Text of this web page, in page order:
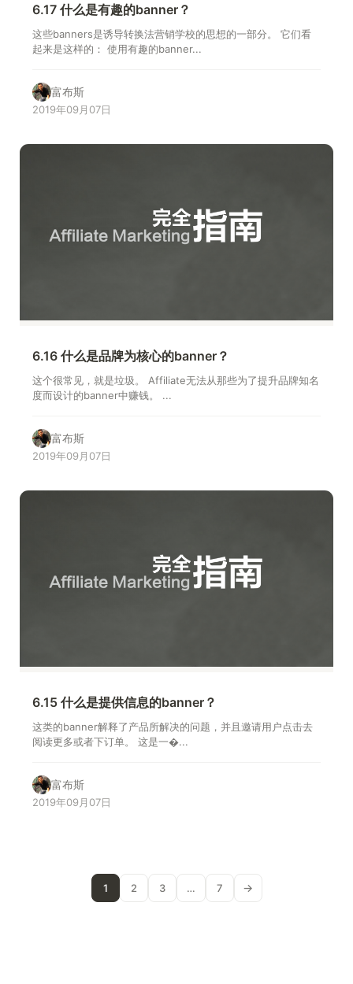
6.17 什么是有趣的banner？
这些banners是诱导转换法营销学校的思想的一部分。 它们看
起来是这样的： 使用有趣的banner...
富布斯
2019年09月07日
6.16 什么是品牌为核心的banner？
这个很常见，就是垃圾。 Affiliate无法从那些为了提升品牌知名
度而设计的banner中赚钱。 ...
富布斯
2019年09月07日
6.15 什么是提供信息的banner？
这类的banner解释了产品所解决的问题，并且邀请用户点击去
阅读更多或者下订单。 这是一�...
富布斯
2019年09月07日
1 2 3 … 7 →